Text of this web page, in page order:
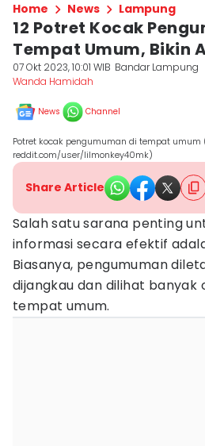
Home News Lampung
12 Potret Kocak
Tempat Umum, Bikin
07 Okt 2023, 10:01 WIB Bandar Lampung
Wanda Hamidah
News Channel
Potret kocak pengumuman di tempat
reddit.com/user/lilmonkey40mk)
Share Article
Salah satu sarana penting
informasi secara efektif
Biasanya, pengumuman
dijangkau dan dilihat banyak
tempat umum.